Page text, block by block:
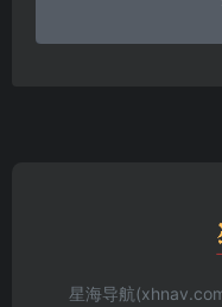
星海导航